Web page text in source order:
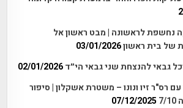
נחשפת לראשונה | מבט ראשון אל
של בית ראשון03/01/2026
גבאי להנצחת שני גבאי הי״ד 02/01/2026
רס"ר זיו ונונו – משטרת אשקלון | סיפור
07/12/2025